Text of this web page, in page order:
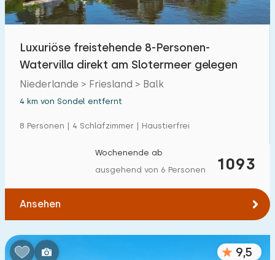
Freibad 1
Kinderanimation
Kindereinrichtungen im Park
Zugänglichkeit
Rollstuhlgerecht
Luxuriöse freistehende 8-Personen-
Watervilla direkt am Slotermeer gelegen
Niederlande > Friesland > Balk
4 km von Sondel entfernt
8 Personen | 4 Schlafzimmer | Haustierfrei
1093
Wochenende ab
ausgehend von 6 Personen
Ansehen
9,5